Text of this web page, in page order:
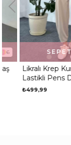
Likralı Krep Kumaş
Lastikli Pens
Pantolon Taş
₺499,99
SEPETE